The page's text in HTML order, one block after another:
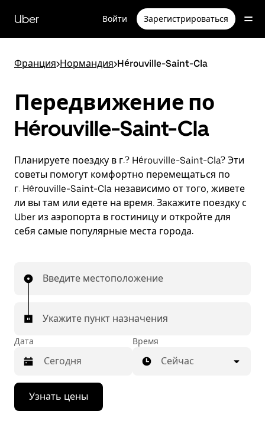
перейти
к
Uber Войти Зарегистрироваться
Франция>Нормандия>Hérouville-Saint-Cla
Передвижение по
Hérouville-Saint-Cla
Планируете поездку в г.? Hérouville-Saint-Cla? Эти
советы помогут комфортно перемещаться по
г. Hérouville-Saint-Cla независимо от того, живете
ли вы там или едете на время. Закажите поездку с
Uber из аэропорта в гостиницу и откройте для
себя самые популярные места города.
Введите местоположение
Укажите пункт назначения
Дата
Нажмите
стрелку
вниз,
Время
Сейчас
Узнать цены